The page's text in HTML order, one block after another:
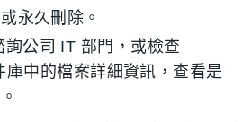
永久刪除。
詢公司 IT 部門，或檢查
中的檔案詳細資訊，查看是